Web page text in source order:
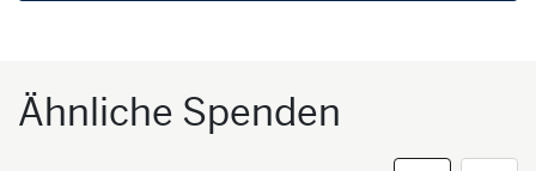
Ähnliche Spenden